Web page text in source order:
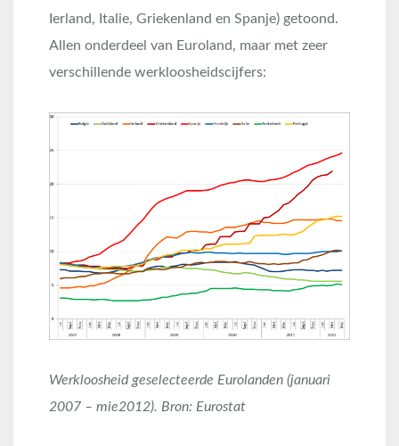
Ierland, Italie, Griekenland en Spanje) getoond.
Allen onderdeel van Euroland, maar met zeer
verschillende werkloosheidscijfers:
Werkloosheid geselecteerde Eurolanden (januari
2007 – mie2012). Bron: Eurostat